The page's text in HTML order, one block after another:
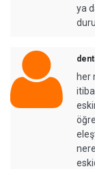
ya
her